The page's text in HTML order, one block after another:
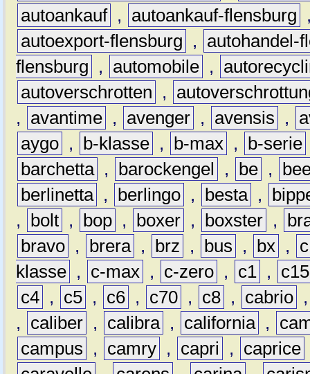
autoankauf , autoankauf-flensburg
autoexport-flensburg
,
autohandel-
flensburg
, automobile ,
autoverschrotten
,
,
avantime , avenger , avensis ,
aygo , b-klasse , b-max , b-serie
barchetta , barockengel , be ,
berlinetta , berlingo , besta ,
,
bolt , bop , boxer , boxster ,
bravo , brera , brz , bus , bx ,
c
klasse , c-max , c-zero , c1 ,
c15
c4 , c5 , c6 , c70 , c8 , cabrio
,
caliber , calibra , california ,
campus
, camry , capri , caprice